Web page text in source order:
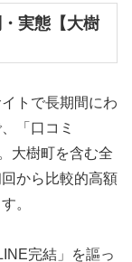
実態【大樹
トで長期間にわ
「口コミ
大樹町を含む全
から比較的高額
。
完結」を謳っ